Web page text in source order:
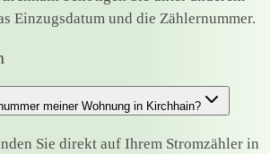
Einzugsdatum und die Zählernummer.
meiner Wohnung in Kirchhain?
Sie direkt auf Ihrem Stromzähler in